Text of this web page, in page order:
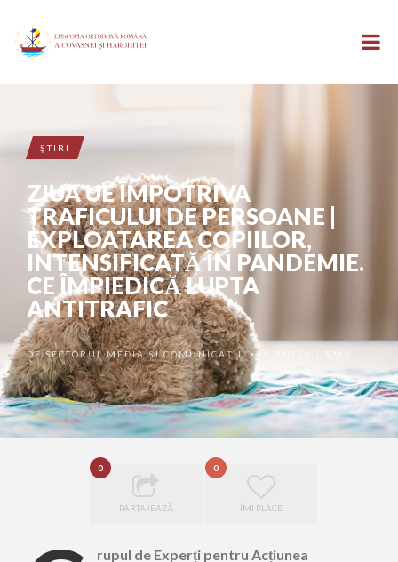
ŞTIRI
ZIUA UE ÎMPOTRIVA
TRAFICULUI DE PERSOANE |
EXPLOATAREA COPIILOR,
INTENSIFICATĂ ÎN PANDEMIE.
CE ÎMPIEDICĂ LUPTA
ANTITRAFIC
DESECTORUL MEDIA ȘI COMUNICAȚII •
0
PARTAJEAZĂ
0
ÎMI PLACE
rupul de Experți pentru Acțiunea